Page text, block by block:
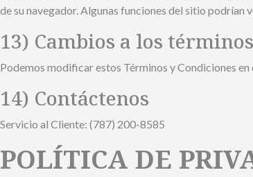
de su navegador. Algunas funciones del sitio podrían
13) Cambios a los términos
Podemos modificar estos Términos y Condiciones
14) Contáctenos
Servicio al Cliente: (787) 200-8585
POLÍTICA DE